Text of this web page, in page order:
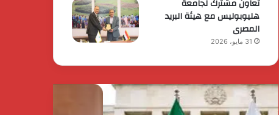
تعاون مشترك لجامعة
هليوبوليس مع هيئة البريد
المصرى
31 مايو، 2026
رئيس
الوزراء